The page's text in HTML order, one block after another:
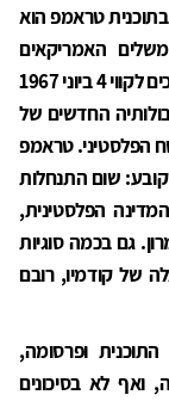
חשוב בתוכנית טראמפ הוא
האמריקאים
הקודמים, בין גושי ההתנחלויות הגדולים הסמוכים לקווי 4 ביוני 1967
החדשים של
הפלסטיני. טראמפ
להחלטת מועצת הביטחון 2334, וקובע: שום התנחלות
הפלסטינית,
ושומרון. גם בכמה סוגיות
של קודמיו, רובם
ופרסומה,
ואף לא בסיכונים